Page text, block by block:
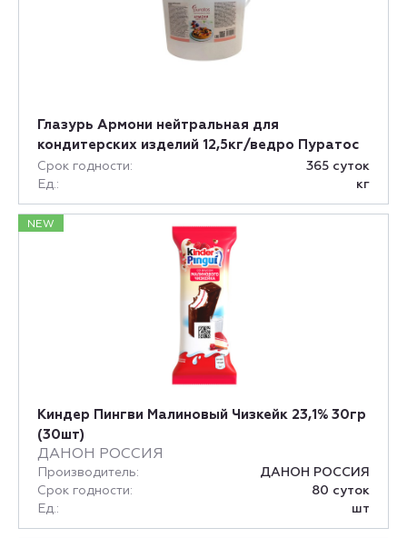
Глазурь Армони нейтральная для
кондитерских изделий 12,5кг/ведро Пуратос
Срок годности:
365 суток
Ед.:
кг
NEW
Киндер Пингви Малиновый Чизкейк 23,1% 30гр
(30шт)
ДАНОН РОССИЯ
Производитель:
ДАНОН РОССИЯ
Срок годности:
80 суток
Ед.:
шт